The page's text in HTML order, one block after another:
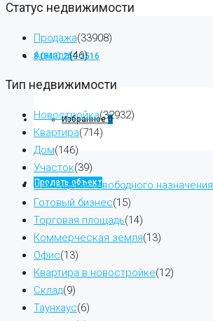
8 (843) 250 2516
Избранное0
Продать объект
Статус недвижимости
Продажа(33908)
Аренда(46)
Тип недвижимости
Новостройка(32932)
Квартира(714)
Дом(146)
Участок(39)
Помещение свободного назначения
Готовый бизнес(15)
Торговая площадь(14)
Коммерческая земля(13)
Офис(13)
Квартира в новостройке(12)
Склад(9)
Таунхаус(6)